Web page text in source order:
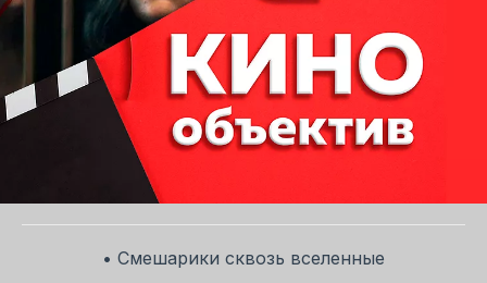
• Смешарики сквозь вселенные